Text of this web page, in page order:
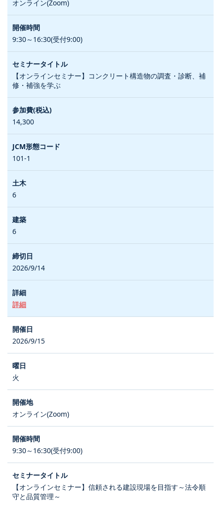
オンライン(Zoom)
9:30～16:30(受付9:00)
【オンラインセミナー】コンクリート構造物の調査・診断、補
修・補強を学ぶ
14,300
101-1
6
6
2026/9/14
詳細
2026/9/15
火
オンライン(Zoom)
9:30～16:30(受付9:00)
【オンラインセミナー】信頼される建設現場を目指す～法令順
守と品質管理～